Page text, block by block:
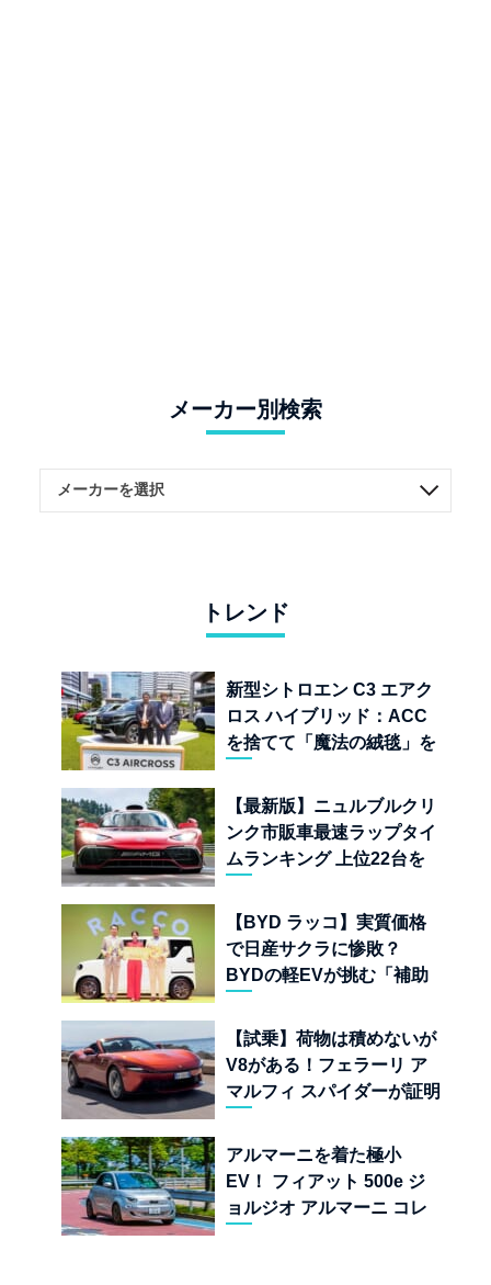
メーカー別検索
トレンド
新型シトロエン C3 エアク
ロス ハイブリッド：ACC
を捨てて「魔法の絨毯」を
児
【最新版】ニュルブルクリ
ンク市販車最速ラップタイ
ムランキング 上位22台を
【BYD ラッコ】実質価格
で日産サクラに惨敗？
BYDの軽EVが挑む「補助
界
【試乗】荷物は積めないが
V8がある！フェラーリ ア
マルフィ スパイダーが証明
ーの至福
アルマーニを着た極小
EV！ フィアット 500e ジ
ョルジオ アルマーニ コレ